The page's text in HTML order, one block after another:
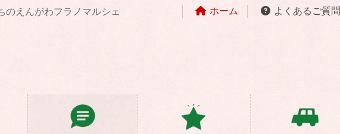
のえんがわフラノマルシェ ホーム よくあるご質問